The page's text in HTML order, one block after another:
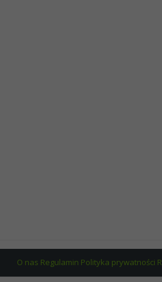
O nas Regulamin Polityka prywatności